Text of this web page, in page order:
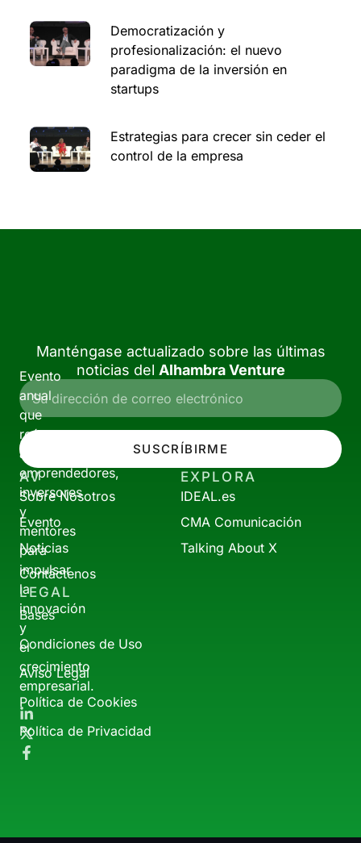
Democratización y
profesionalización: el nuevo
paradigma de la inversión en
startups
Estrategias para crecer sin ceder el
control de la empresa
Evento
anual
que
reúne
a
emprendedores,
inversores
y
mentores
para
impulsar
la
innovación
y
el
crecimiento
empresarial.
Manténgase actualizado sobre las últimas
noticias del Alhambra Venture
SUSCRÍBIRME
AV
Sobre Nosotros
Evento
Noticias
Contáctenos
EXPLORA
IDEAL.es
CMA Comunicación
Talking About X
LEGAL
Bases
Condiciones de Uso
Aviso Legal
Política de Cookies
Política de Privacidad